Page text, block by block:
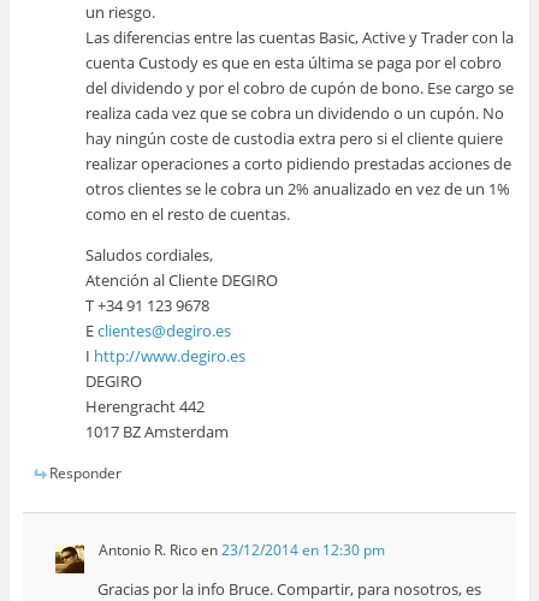
un riesgo.
Las diferencias entre las cuentas Basic, Active y Trader con la
cuenta Custody es que en esta última se paga por el cobro
del dividendo y por el cobro de cupón de bono. Ese cargo se
realiza cada vez que se cobra un dividendo o un cupón. No
hay ningún coste de custodia extra pero si el cliente quiere
realizar operaciones a corto pidiendo prestadas acciones de
otros clientes se le cobra un 2% anualizado en vez de un 1%
como en el resto de cuentas.
Saludos cordiales,
Atención al Cliente DEGIRO
T +34 91 123 9678
Eclientes@degiro.es
I http://www.degiro.es
DEGIRO
Herengracht 442
1017 BZ Amsterdam
Responder
Antonio R. Ricoen23/12/2014 en 12:30 pm
Gracias por la info Bruce. Compartir, para nosotros, es